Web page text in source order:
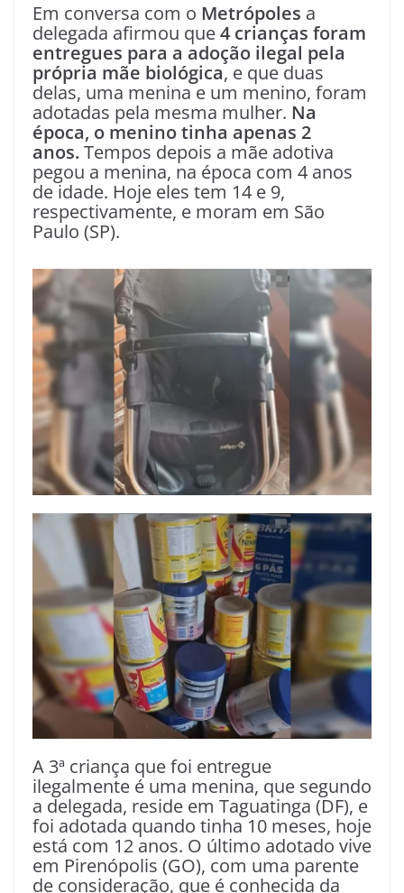
Em conversa com o Metrópoles a
delegada afirmou que4 crianças foram
entregues para a adoção ilegal pela
própria mãe biológica, e que duas
delas, uma menina e um menino, foram
adotadas pela mesma mulher. Na
época, o menino tinha apenas 2
anos.Tempos depois a mãe adotiva
pegou a menina, na época com 4 anos
de idade. Hoje eles tem 14 e 9,
respectivamente, e moram em São
Paulo (SP).
A 3ª criança que foi entregue
ilegalmente é uma menina, que segundo
a delegada, reside em Taguatinga (DF), e
foi adotada quando tinha 10 meses, hoje
está com 12 anos. O último adotado vive
em Pirenópolis (GO), com uma parente
de consideração, que é conhecida da